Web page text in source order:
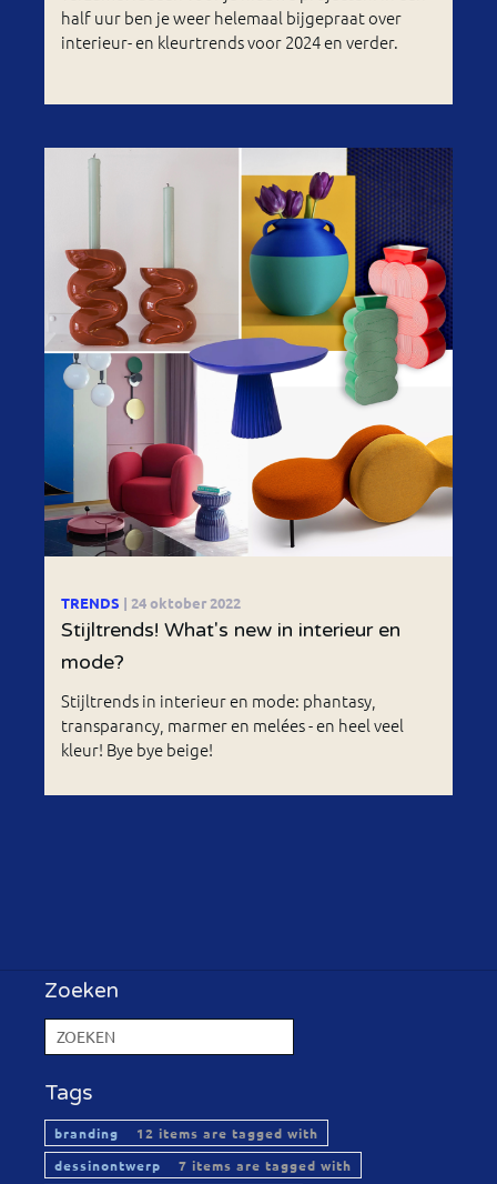
half uur ben je weer helemaal bijgepraat over
interieur- en kleurtrends voor 2024 en verder.
TRENDS | 24 oktober 2022
Stijltrends! What's new in interieur en
mode?
Stijltrends in interieur en mode: phantasy,
transparancy, marmer en melées - en heel veel
kleur! Bye bye beige!
Zoeken
Tags
branding
12 items are tagged with
dessinontwerp
7 items are tagged with